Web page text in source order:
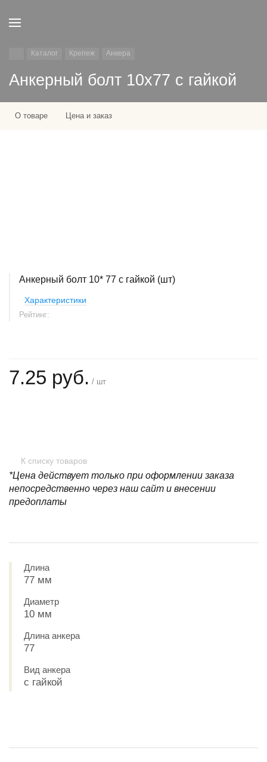
Каталог Крепеж Анкера
Анкерный болт 10х77 с гайкой
О товаре Цена и заказ
Анкерный болт 10* 77 с гайкой (шт)
Характеристики
Рейтинг:
7.25 руб. / шт
К списку товаров
*Цена действует только при оформлении заказа
непосредственно через наш сайт и внесении
предоплаты
Длина
77 мм
Диаметр
10 мм
Длина анкера
77
Вид анкера
с гайкой